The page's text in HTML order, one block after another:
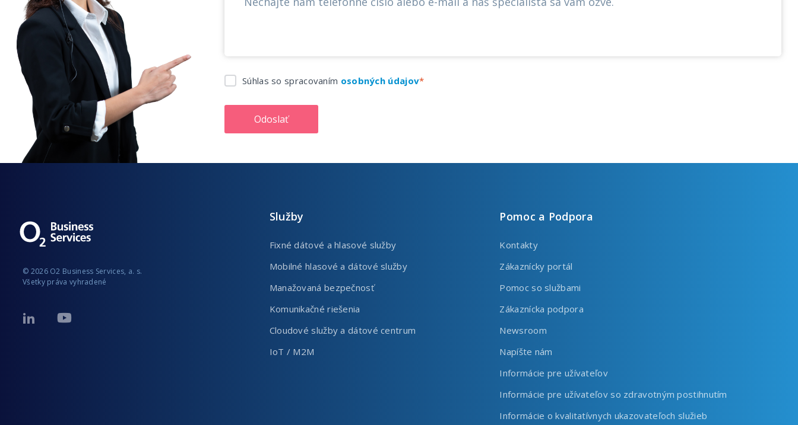
Súhlas so spracovaním osobných údajov
Odoslať
© 2026 O2 Business Services, a. s.
Všetky práva vyhradené
Služby
Fixné dátové a hlasové služby
Mobilné hlasové a dátové služby
Manažovaná bezpečnosť
Komunikačné riešenia
Cloudové služby a dátové centrum
IoT / M2M
Pomoc a Podpora
Kontakty
Zákaznícky portál
Pomoc so službami
Zákaznícka podpora
Newsroom
Napíšte nám
Informácie pre užívateľov
Informácie pre užívateľov so zdravotným postihnutím
Informácie o kvalitatívnych ukazovateľoch služieb